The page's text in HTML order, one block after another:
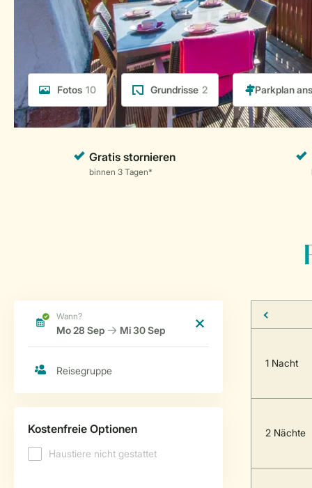
Fotos 10 Grundrisse 2
1 Nacht
2 Nächte